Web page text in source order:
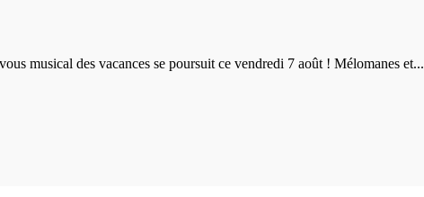
musical des vacances se poursuit ce vendredi 7 août ! Mélomanes et...